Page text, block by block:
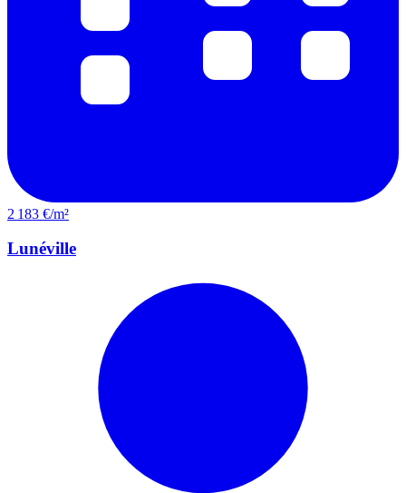
2 183 €/m²
Lunéville